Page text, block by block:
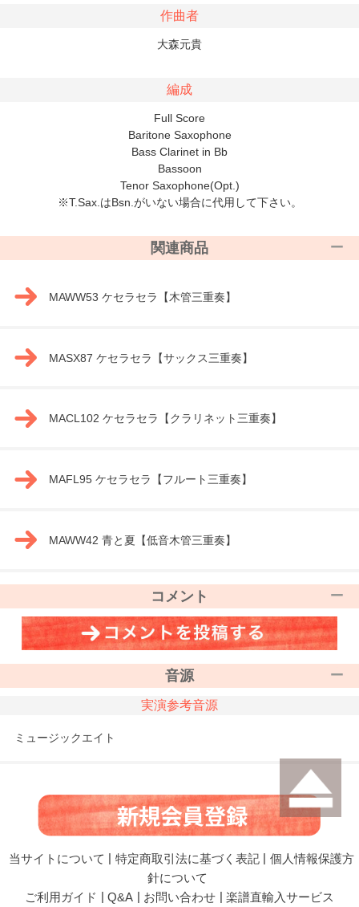
作曲者
大森元貴
編成
Full Score
Baritone Saxophone
Bass Clarinet in Bb
Bassoon
Tenor Saxophone(Opt.)
※T.Sax.はBsn.がいない場合に代用して下さい。
関連商品
MAWW53 ケセラセラ【木管三重奏】
MASX87 ケセラセラ【サックス三重奏】
MACL102 ケセラセラ【クラリネット三重奏】
MAFL95 ケセラセラ【フルート三重奏】
MAWW42 青と夏【低音木管三重奏】
コメント
音源
実演参考音源
ミュージックエイト
当サイトについて | 特定商取引法に基づく表記 | 個人情報保護方
針について
ご利用ガイド | Q&A | お問い合わせ | 楽譜直輸入サービス